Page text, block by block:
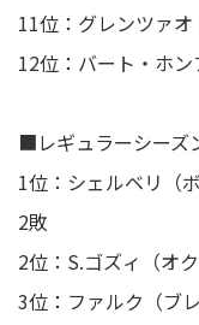
11位：グレンツァ
12位：バート・ホ
■レギュラーシーズ
1位：シェルベリ（
2敗
2位：S.ゴズィ（オ
3位：ファルク（ブ